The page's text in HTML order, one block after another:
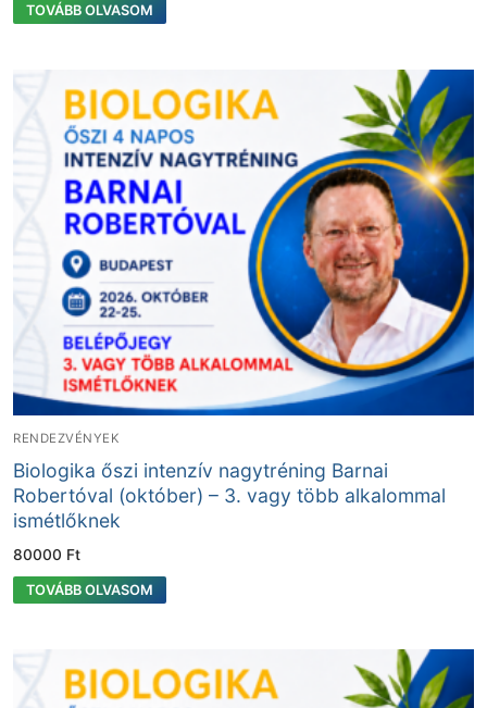
TOVÁBB OLVASOM
RENDEZVÉNYEK
Biologika őszi intenzív nagytréning Barnai
Robertóval (október) – 3. vagy több alkalommal
ismétlőknek
80000 Ft
TOVÁBB OLVASOM